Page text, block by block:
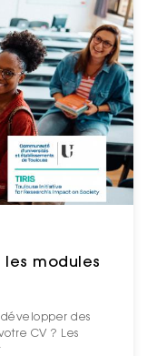
modules
des
CV ? Les